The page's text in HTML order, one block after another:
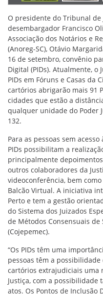
O presidente do Tribunal de
desembargador Francisco
Associação dos Notários e
(Anoreg-SC), Otávio
16 de setembro, convênio
Digital (PIDs). Atualmente, o
PIDs em Fóruns e Casas da
cartórios abrigarão mais 91
cidades que estão a
qualquer unidade do Poder
132.
Para as pessoas sem
PIDs possibilitam a
principalmente
outros colaboradores da
videoconferência, bem
Balcão Virtual. A iniciativa
Perto e tem a gestão
do Sistema dos Juizados
de Métodos Consensuais de
(Cojepemec).
“Os PIDs têm uma
pessoas têm a
cartórios extrajudiciais uma
Justiça, com a possibilidade
atos. Os Pontos de Inclusão